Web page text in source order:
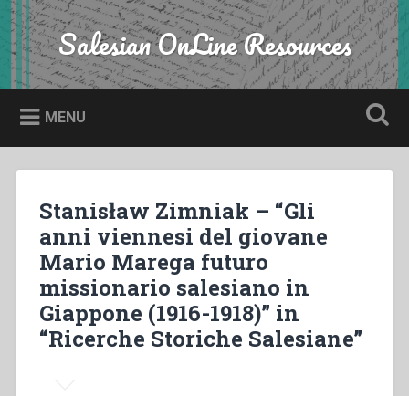
Skip
to
content
Search Salesian OnLine Resources
MENU
Stanisław Zimniak – “Gli
anni viennesi del giovane
Mario Marega futuro
missionario salesiano in
Giappone (1916-1918)” in
“Ricerche Storiche Salesiane”